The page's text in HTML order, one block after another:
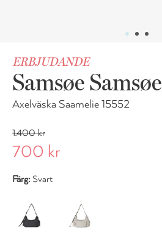
ERBJUDANDE
Samsøe Samsøe
Axelväska Saamelie 15552
1.400 kr
700 kr
Färg: Svart